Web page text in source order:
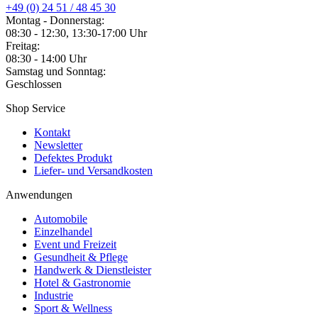
+49 (0) 24 51 / 48 45 30
Montag - Donnerstag:
08:30 - 12:30, 13:30-17:00 Uhr
Freitag:
08:30 - 14:00 Uhr
Samstag und Sonntag:
Geschlossen
Shop Service
Kontakt
Newsletter
Defektes Produkt
Liefer- und Versandkosten
Anwendungen
Automobile
Einzelhandel
Event und Freizeit
Gesundheit & Pflege
Handwerk & Dienstleister
Hotel & Gastronomie
Industrie
Sport & Wellness